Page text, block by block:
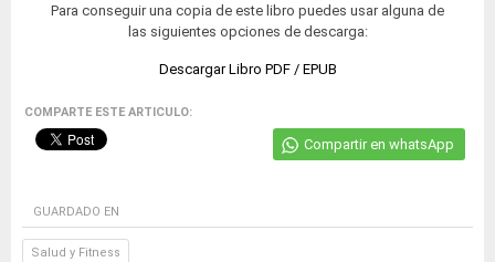
Para conseguir una copia de este libro puedes usar alguna de
las siguientes opciones de descarga:
Descargar Libro PDF / EPUB
COMPARTE ESTE ARTICULO:
Compartir en whatsApp
GUARDADO EN
Salud y Fitness